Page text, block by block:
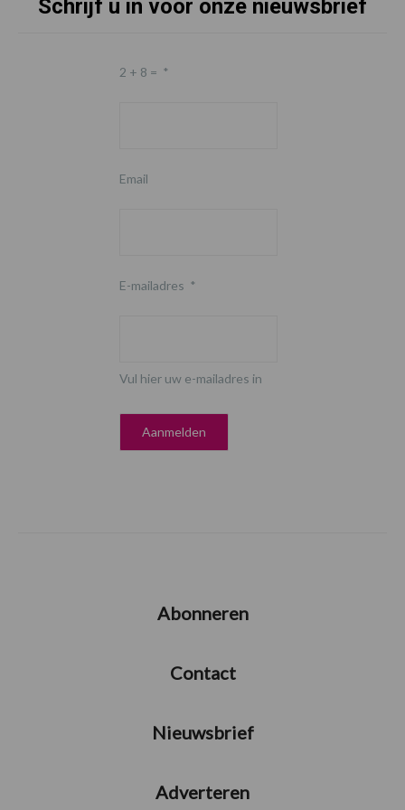
Schrijf u in voor onze nieuwsbrief
2 + 8 = *
Email
E-mailadres *
Vul hier uw e-mailadres in
Abonneren
Contact
Nieuwsbrief
Adverteren